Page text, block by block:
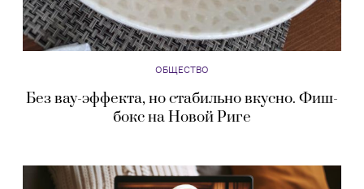
ОБЩЕСТВО
Без вау-эффекта, но стабильно вкусно. Фиш-
бокс на Новой Риге